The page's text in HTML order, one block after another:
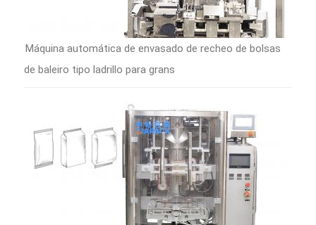
Máquina automática de envasado de recheo de bolsas
de baleiro tipo ladrillo para grans